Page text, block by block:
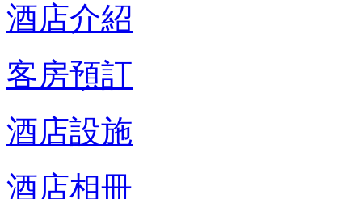
酒店介紹
客房預訂
酒店設施
酒店相冊